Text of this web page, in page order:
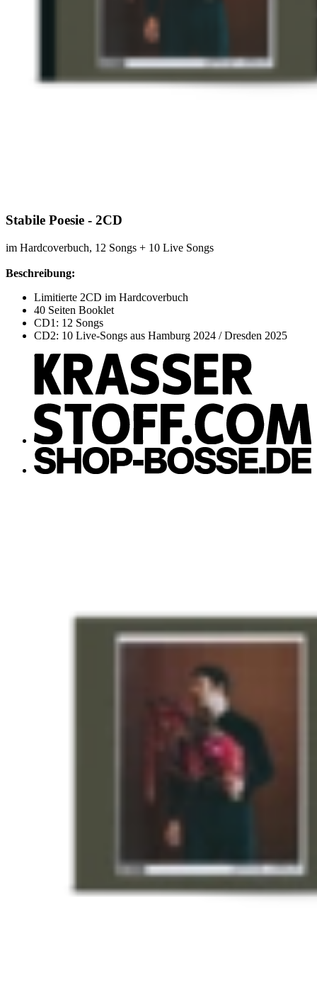
Stabile Poesie - 2CD
im Hardcoverbuch, 12 Songs + 10 Live Songs
Beschreibung:
Limitierte 2CD im Hardcoverbuch
40 Seiten Booklet
CD1: 12 Songs
CD2: 10 Live-Songs aus Hamburg 2024 / Dresden 2025